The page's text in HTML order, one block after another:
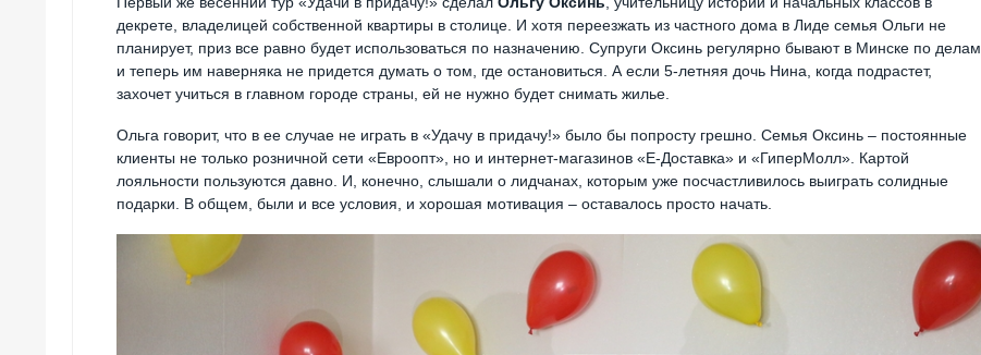
декрете, владелицей собственной квартиры в столице. И хотя переезжать из частного дома в Лиде семья Ольги не
планирует, приз все равно будет использоваться по назначению. Супруги Оксинь регулярно бывают в Минске по делам,
и теперь им наверняка не придется думать о том, где остановиться. А если 5-летняя дочь Нина, когда подрастет,
захочет учиться в главном городе страны, ей не нужно будет снимать жилье.
Ольга говорит, что в ее случае не играть в «Удачу в придачу!» было бы попросту грешно. Семья Оксинь – постоянные
клиенты не только розничной сети «Евроопт», но и интернет-магазинов «Е-Доставка» и «ГиперМолл». Картой
лояльности пользуются давно. И, конечно, слышали о лидчанах, которым уже посчастливилось выиграть солидные
подарки. В общем, были и все условия, и хорошая мотивация – оставалось просто начать.